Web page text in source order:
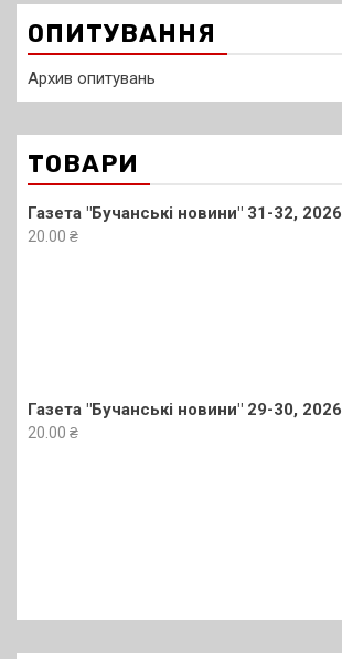
ОПИТУВАННЯ
Архив опитувань
ТОВАРИ
Газета "Бучанські новини" 31-32, 2026
20.00 ₴
Газета "Бучанські новини" 29-30, 2026
20.00 ₴